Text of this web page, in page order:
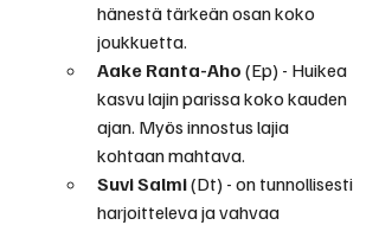
hänestä tärkeän osan koko
joukkuetta.
Aake Ranta-Aho (Ep) - Huikea
kasvu lajin parissa koko kauden
ajan. Myös innostus lajia
kohtaan mahtava.
Suvi Salmi (Dt) - on tunnollisesti
harjoitteleva ja vahvaa